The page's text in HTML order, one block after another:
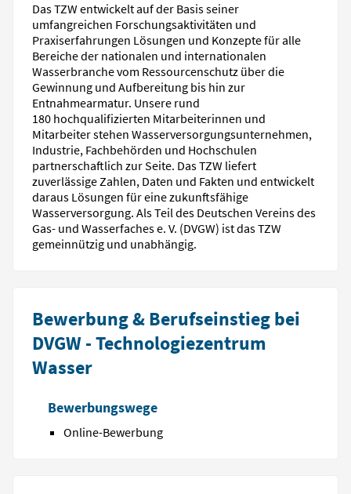
Das TZW entwickelt auf der Basis seiner
umfangreichen Forschungsaktivitäten und
Praxiserfahrungen Lösungen und Konzepte für alle
Bereiche der nationalen und internationalen
Wasserbranche vom Ressourcenschutz über die
Gewinnung und Aufbereitung bis hin zur
Entnahmearmatur. Unsere rund
180 hochqualifizierten Mitarbeiterinnen und
Mitarbeiter stehen Wasserversorgungsunternehmen,
Industrie, Fachbehörden und Hochschulen
partnerschaftlich zur Seite. Das TZW liefert
zuverlässige Zahlen, Daten und Fakten und entwickelt
daraus Lösungen für eine zukunftsfähige
Wasserversorgung. Als Teil des Deutschen Vereins des
Gas- und Wasserfaches e. V. (DVGW) ist das TZW
gemeinnützig und unabhängig.
Bewerbung & Berufseinstieg bei
DVGW - Technologiezentrum
Wasser
Bewerbungswege
Online-Bewerbung